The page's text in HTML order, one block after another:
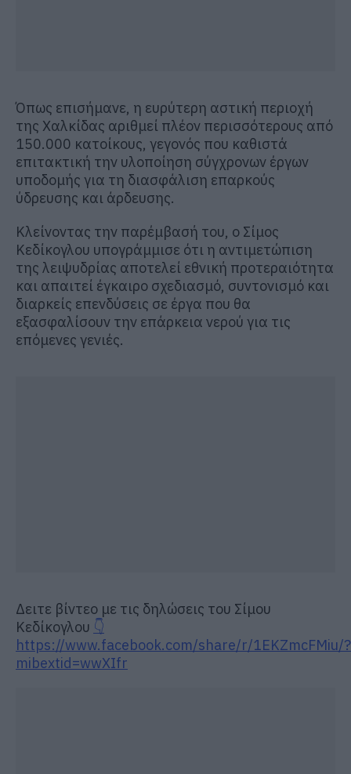
Όπως επισήμανε, η ευρύτερη αστική περιοχή
της Χαλκίδας αριθμεί πλέον περισσότερους από
150.000 κατοίκους, γεγονός που καθιστά
επιτακτική την υλοποίηση σύγχρονων έργων
υποδομής για τη διασφάλιση επαρκούς
ύδρευσης και άρδευσης.
Κλείνοντας την παρέμβασή του, ο Σίμος
Κεδίκογλου υπογράμμισε ότι η αντιμετώπιση
της λειψυδρίας αποτελεί εθνική προτεραιότητα
και απαιτεί έγκαιρο σχεδιασμό, συντονισμό και
διαρκείς επενδύσεις σε έργα που θα
εξασφαλίσουν την επάρκεια νερού για τις
επόμενες γενιές.
Δειτε βίντεο με τις δηλώσεις του Σίμου
Κεδίκογλου 👇
https://www.facebook.com/share/r/1EKZmcFMiu/?
mibextid=wwXIfr